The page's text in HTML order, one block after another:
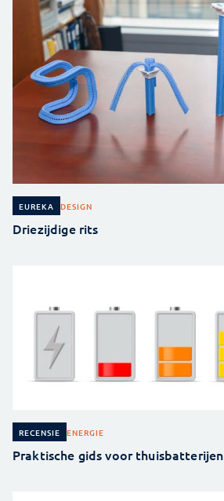
EUREKA DESIGN
Driezijdige rits
RECENSIE ENERGIE
Praktische gids voor thuisbatterijen